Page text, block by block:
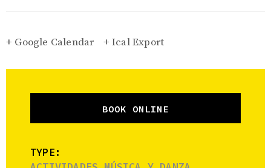
+ Google Calendar + Ical Export
BOOK ONLINE
TYPE: